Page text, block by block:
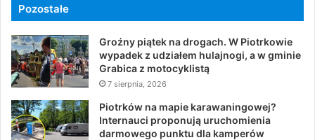
Pozostałe
Groźny piątek na drogach. W Piotrkowie
wypadek z udziałem hulajnogi, a w gminie
Grabica z motocyklistą
7 sierpnia, 2026
Piotrków na mapie karawaningowej?
Internauci proponują uruchomienia
darmowego punktu dla kamperów